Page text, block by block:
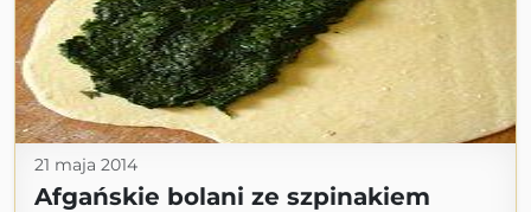
21 maja 2014
Afgańskie bolani ze szpinakiem